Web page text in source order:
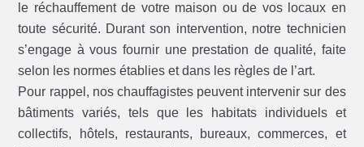
le réchauffement de votre maison ou de vos locaux en
toute sécurité. Durant son intervention, notre technicien
s’engage à vous fournir une prestation de qualité, faite
selon les normes établies et dans les règles de l’art.
Pour rappel, nos chauffagistes peuvent intervenir sur des
bâtiments variés, tels que les habitats individuels et
collectifs, hôtels, restaurants, bureaux, commerces, et